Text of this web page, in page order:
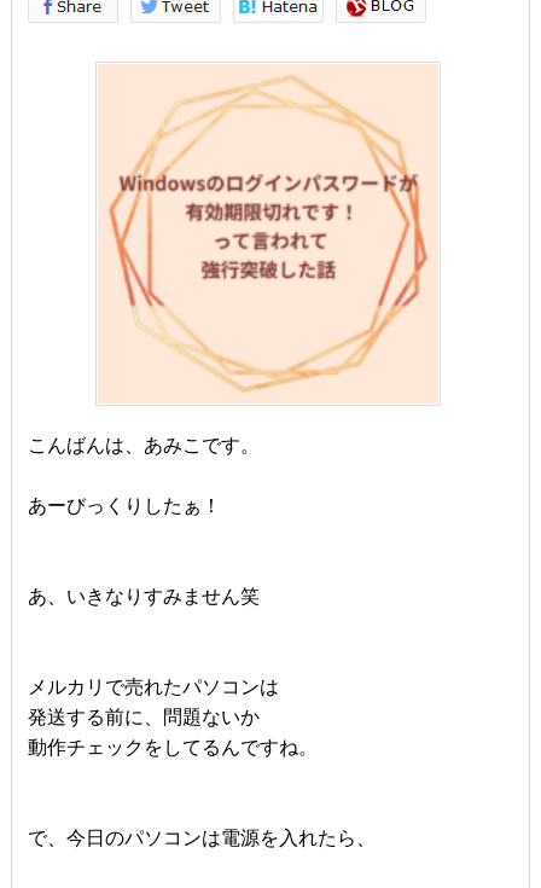
こんばんは、あみこです。
あーびっくりしたぁ！
あ、いきなりすみません笑
メルカリで売れたパソコンは
発送する前に、問題ないか
動作チェックをしてるんですね。
で、今日のパソコンは電源を入れたら、